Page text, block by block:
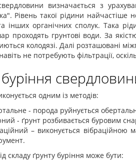
визначається з
Рівень такої рідини найчастіше
та інших органічних сполук. Така
проходять грунтові води. За
колодязі. Далі розташовані
не потребують фільтрації,
одним із методів:
- порода руйнується
- ґрунт розбивається буровим
– виконується
складу ґрунту буріння може бути: